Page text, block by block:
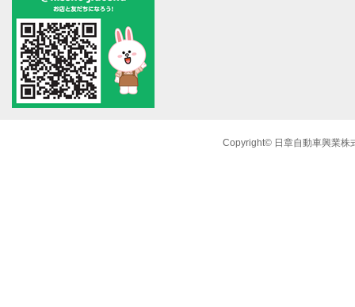
Copyright© 日章自動車興業株